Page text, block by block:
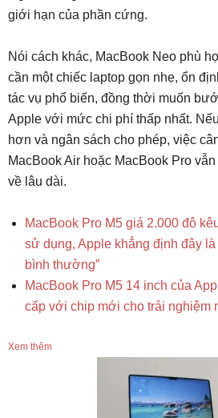
giới hạn của phần cứng.
Nói cách khác, MacBook Neo phù
cần một chiếc laptop gọn nhẹ, ổn
tác vụ phổ biến, đồng thời muốn
Apple với mức chi phí thấp nhất.
hơn và ngân sách cho phép, việc
MacBook Air hoặc MacBook Pro
về lâu dài.
MacBook Pro M5 giá 2.000 đô
sử dụng, Apple khẳng định đây
bình thường”
MacBook Pro M5 14 inch của
cấp với chip mới cho trải nghiệm
Xem thêm